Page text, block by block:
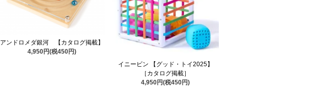
アンドロメダ銀河 【カタログ掲載】
4,950円(税450円)
イニービン 【グッド・トイ2025】
［カタログ掲載］
4,950円(税450円)